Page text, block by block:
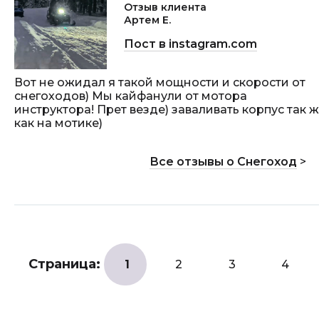
Отзыв клиента
Артем Е.
Пост в instagram.com
Вот не ожидал я такой мощности и скорости от
снегоходов) Мы кайфанули от мотора
инструктора! Прет везде) заваливать корпус так
как на мотике)
Все отзывы о Снегоход >
Страница: 1 2 3 4